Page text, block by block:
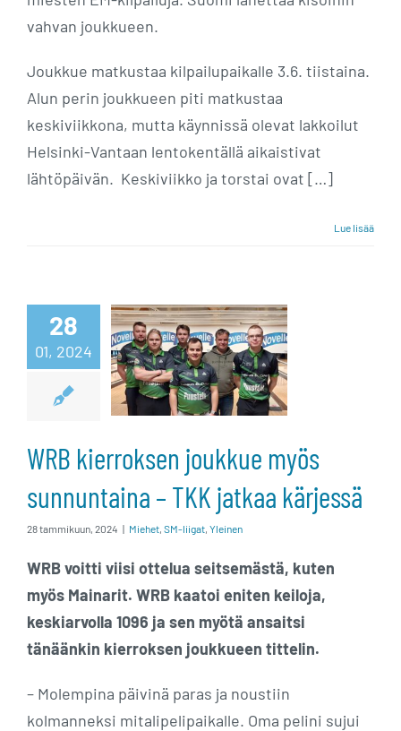
vahvan joukkueen.
Joukkue matkustaa kilpailupaikalle 3.6. tiistaina.
Alun perin joukkueen piti matkustaa
keskiviikkona, mutta käynnissä olevat lakkoilut
Helsinki-Vantaan lentokentällä aikaistivat
lähtöpäivän. Keskiviikko ja torstai ovat […]
Lue lisää
28
01, 2024
kierroksen
joukkue myös
sunnuntaina –
TKK jatkaa
kärjessä
WRB kierroksen joukkue myös
sunnuntaina – TKK jatkaa kärjessä
28 tammikuun, 2024 | Miehet, SM-liigat, Yleinen
WRB voitti viisi ottelua seitsemästä, kuten
myös Mainarit. WRB kaatoi eniten keiloja,
keskiarvolla 1096 ja sen myötä ansaitsi
tänäänkin kierroksen joukkueen tittelin.
– Molempina päivinä paras ja noustiin
kolmanneksi mitalipelipaikalle. Oma pelini sujui